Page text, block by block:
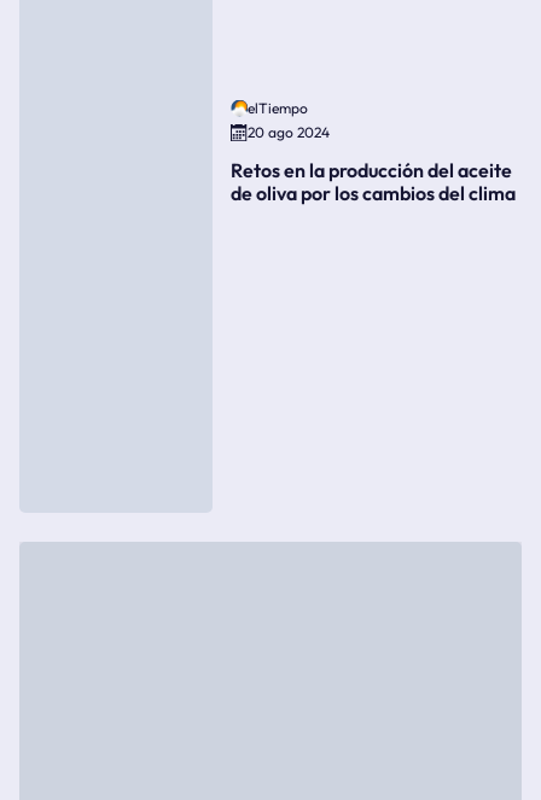
elTiempo
20 ago 2024
Retos en la producción del aceite
de oliva por los cambios del clima